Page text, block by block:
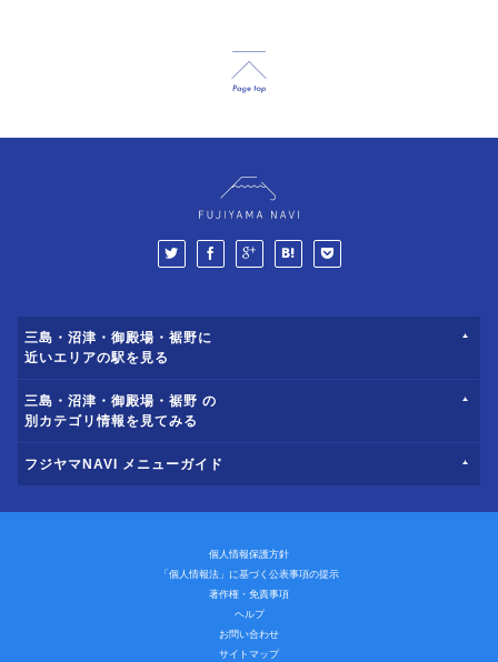
三島・沼津・御殿場・裾野に
近いエリアの駅を見る
三島・沼津・御殿場・裾野 の
別カテゴリ情報を見てみる
フジヤマNAVI メニューガイド
個人情報保護方針
「個人情報法」に基づく公表事項の提示
著作権・免責事項
ヘルプ
お問い合わせ
サイトマップ